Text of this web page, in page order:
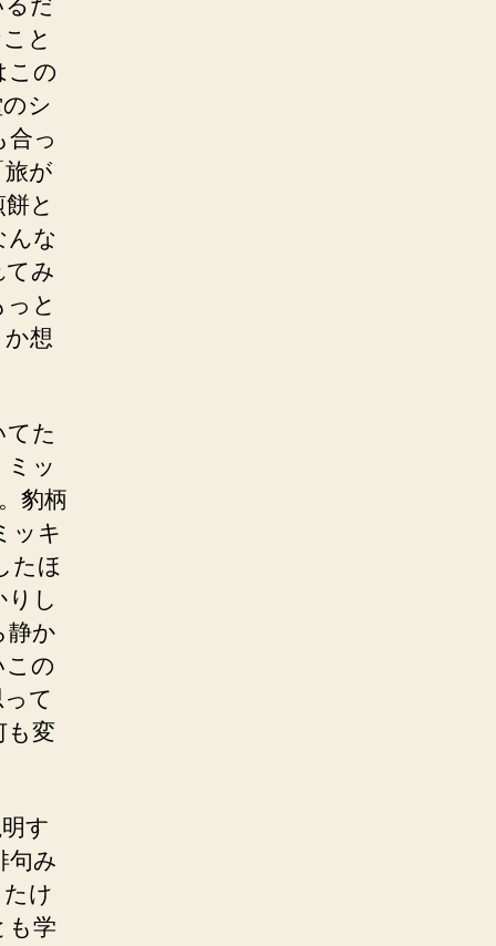
と
この
シ
合っ
が
と
んな
てみ
と
想
てた
ッ
豹柄
ッキ
たほ
りし
静か
この
て
も変
す
句み
け
も学